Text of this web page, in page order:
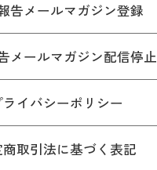
告メールマガジン登録
メールマガジン配信停止
ライバシーポリシー
取引法に基づく表記